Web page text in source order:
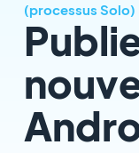
(processus Solo)